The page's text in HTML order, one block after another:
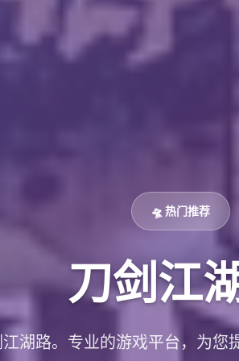
🛸 热门推荐
刀剑江
湖路。专业的游戏平台，为您